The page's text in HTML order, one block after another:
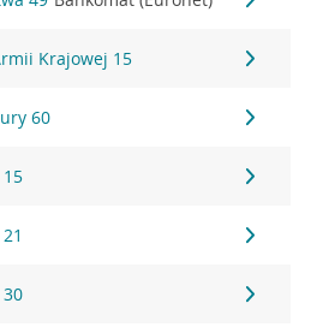
Krajowej 15
60